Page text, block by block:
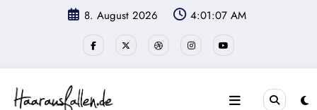
8. August 2026 4:01:08 AM